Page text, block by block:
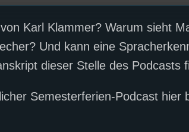
Karl Klammer? Warum sieht
Und kann eine
dieser Stelle des Podcasts
Semesterferien-Podcast hier